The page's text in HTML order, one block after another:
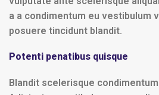
a a condimentum eu vestibulum
posuere tincidunt blandit.
Potenti penatibus quisque
Blandit scelerisque